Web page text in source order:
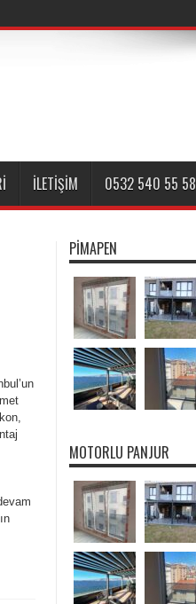
İLETIŞIM 0532 540 55 58
PIMAPEN
MOTORLU PANJUR